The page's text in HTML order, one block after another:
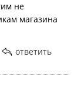
не
магазина
ответить